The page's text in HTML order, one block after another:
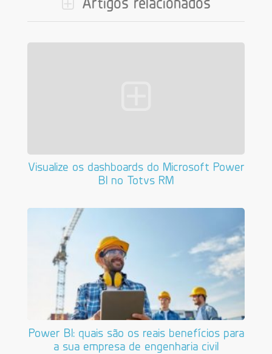
Artigos relacionados
Visualize os dashboards do Microsoft Power
BI no Totvs RM
Power BI: quais são os reais benefícios para
a sua empresa de engenharia civil